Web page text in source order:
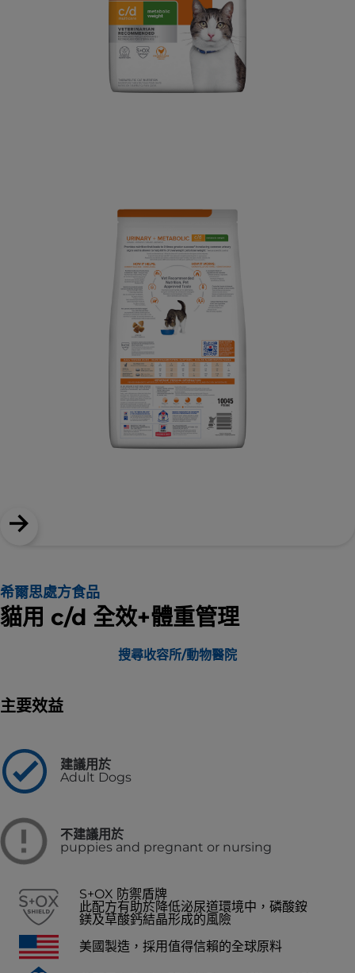
希爾思處方食品
貓用 c/d 全效+體重管理
搜尋收容所/動物醫院
主要效益
建議用於
Adult Dogs
不建議用於
puppies and pregnant or nursing
S+OX 防禦盾牌
此配方有助於降低泌尿道環境中，磷酸銨
鎂及草酸鈣結晶形成的風險
美國製造，採用值得信賴的全球原料